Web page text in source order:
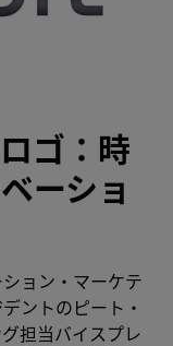
ゴ：時
ーショ
ョン・マーケテ
ントのピート・
担当バイスプレ